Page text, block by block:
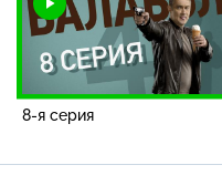
8-я серия